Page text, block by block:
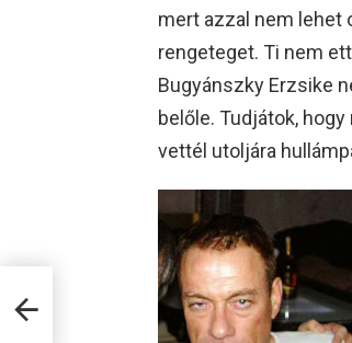
mert azzal nem lehet
rengeteget. Ti nem
Bugyánszky Erzsike
belőle. Tudjátok,
vettél utoljára